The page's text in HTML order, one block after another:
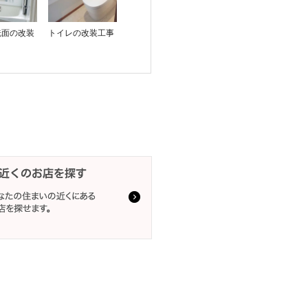
の改装
トイレの改装工事